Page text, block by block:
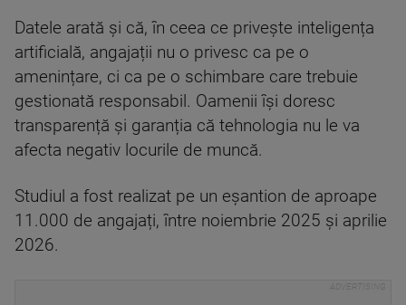
Datele arată și că, în ceea ce privește inteligența
artificială, angajații nu o privesc ca pe o
amenințare, ci ca pe o schimbare care trebuie
gestionată responsabil. Oamenii își doresc
transparență și garanția că tehnologia nu le va
afecta negativ locurile de muncă.
Studiul a fost realizat pe un eșantion de aproape
11.000 de angajați, între noiembrie 2025 și aprilie
2026.